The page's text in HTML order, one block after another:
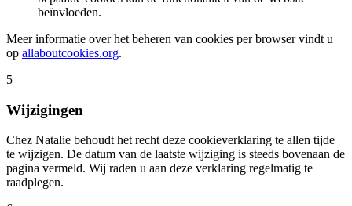
beïnvloeden.
Meer informatie over het beheren van cookies per browser vindt u
op allaboutcookies.org.
5
Wijzigingen
Chez Natalie behoudt het recht deze cookieverklaring te allen tijde
te wijzigen. De datum van de laatste wijziging is steeds bovenaan de
pagina vermeld. Wij raden u aan deze verklaring regelmatig te
raadplegen.